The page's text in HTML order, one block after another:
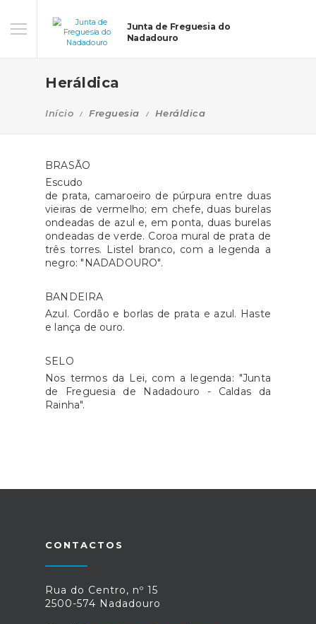
Junta de Freguesia do
Nadadouro
Heráldica
Início Freguesia Heráldica
BRASÃO
Escudo
de prata, camaroeiro de púrpura entre duas
vieiras de vermelho; em chefe, duas burelas
ondeadas de azul e, em ponta, duas burelas
ondeadas de verde. Coroa mural de prata de
três torres. Listel branco, com a legenda a
negro: "NADADOURO".
BANDEIRA
Azul. Cordão e borlas de prata e azul. Haste
e lança de ouro.
SELO
Nos termos da Lei, com a legenda: "Junta
de Freguesia de Nadadouro - Caldas da
Rainha".
CONTACTOS
Rua do Centro, nº 15
2500-574 Nadadouro